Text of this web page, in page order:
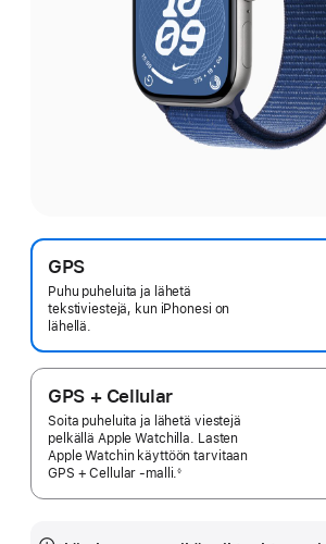
GPS
Puhu puheluita ja lähetä
tekstiviestejä, kun iPhonesi on
lähellä.
GPS + Cellular
Soita puheluita ja lähetä viestejä
pelkällä Apple Watchilla. Lasten
Apple Watchin käyttöön tarvitaan
GPS + Cellular‑malli.◊